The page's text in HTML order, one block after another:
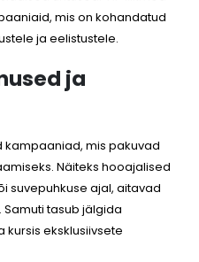
mis on kohandatud
ja eelistustele.
ja
mis pakuvad
Näiteks hooajalised
suvepuhkuse ajal, aitavad
tasub jälgida
eksklusiivsete